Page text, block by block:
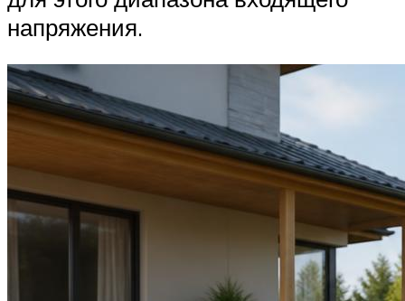
напряжения.